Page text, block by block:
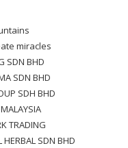
miracles
SDN BHD
SDN BHD
SDH BHD
TRADING
SDN BHD